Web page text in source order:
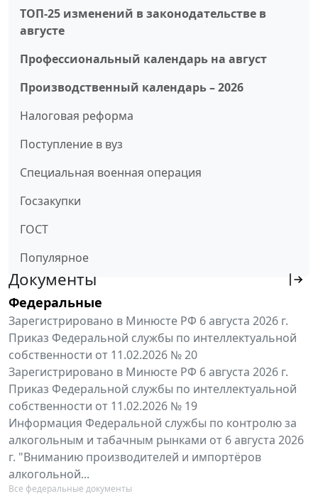
ТОП-25 изменений в законодательстве в
августе
Профессиональный календарь на август
Производственный календарь – 2026
Налоговая реформа
Поступление в вуз
Специальная военная операция
Госзакупки
ГОСТ
Популярное
Документы
Федеральные
Зарегистрировано в Минюсте РФ 6 августа 2026 г.
Приказ Федеральной службы по интеллектуальной
собственности от 11.02.2026 № 20
Зарегистрировано в Минюсте РФ 6 августа 2026 г.
Приказ Федеральной службы по интеллектуальной
собственности от 11.02.2026 № 19
Информация Федеральной службы по контролю за
алкогольным и табачным рынками от 6 августа 2026
г. "Вниманию производителей и импортёров
алкогольной...
Все федеральные документы